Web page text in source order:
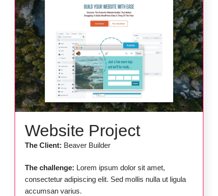
Website Project
The Client: Beaver Builder
The challenge: Lorem ipsum dolor sit amet,
consectetur adipiscing elit. Sed mollis nulla ut ligula
accumsan varius.